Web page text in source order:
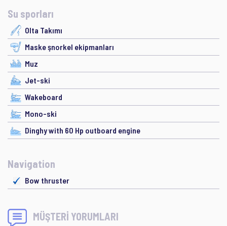
Su sporları
Olta Takımı
Maske şnorkel ekipmanları
Muz
Jet-ski
Wakeboard
Mono-ski
Dinghy with 60 Hp outboard engine
Navigation
Bow thruster
MÜŞTERİ YORUMLARI